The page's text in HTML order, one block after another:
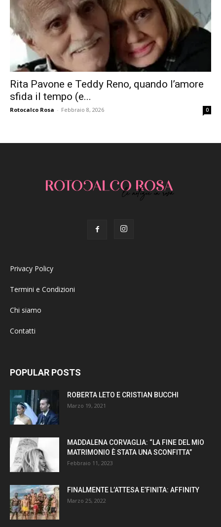
Rita Pavone e Teddy Reno, quando l’amore
sfida il tempo (e...
Rotocalco Rosa - Febbraio 8, 2026 0
Privacy Policy
Termini e Condizioni
Chi siamo
Contatti
POPULAR POSTS
ROBERTA LETO E CRISTIAN BUCCHI
Marzo 19, 2021
MADDALENA CORVAGLIA: “LA FINE DEL MIO
MATRIMONIO È STATA UNA SCONFITTA”
Febbraio 11, 2023
FINALMENTE L’ATTESA E’FINITA: AFFINITY
Marzo 25, 2022